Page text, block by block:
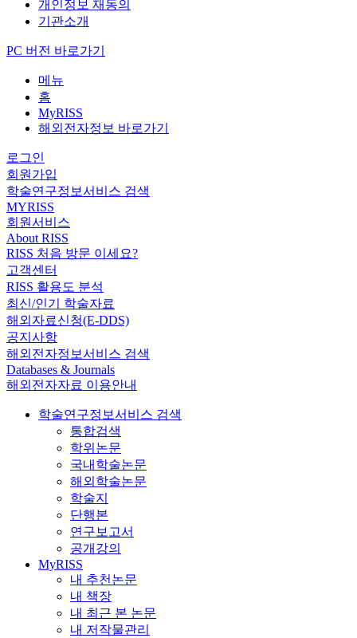
개인정보 재동의
기관소개
PC 버전 바로가기
메뉴
홈
MyRISS
해외전자정보 바로가기
로그인
회원가입
학술연구정보서비스 검색
MYRISS
회원서비스
About RISS
RISS 처음 방문 이세요?
고객센터
RISS 활용도 분석
최신/인기 학술자료
해외자료신청(E-DDS)
공지사항
해외전자정보서비스 검색
Databases & Journals
해외전자자료 이용안내
학술연구정보서비스 검색
통합검색
학위논문
국내학술논문
해외학술논문
학술지
단행본
연구보고서
공개강의
MyRISS
내 추천논문
내 책장
내 최근 본 논문
내 저작물관리